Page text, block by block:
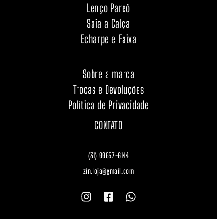
Lenço Pareô
Saia a Calça
Echarpe e Faixa
Sobre a marca
Trocas e Devoluções
Política de Privacidade
CONTATO
(31) 99957-6144
zin.loja@gmail.com